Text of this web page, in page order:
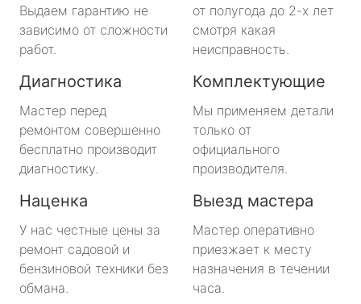
Выдаем гарантию не
зависимо от сложности
работ.
от полугода до 2-х лет
смотря какая
неисправность.
Диагностика
Мастер перед
ремонтом совершенно
бесплатно производит
диагностику.
Комплектующие
Мы применяем детали
только от
официального
производителя.
Наценка
У нас честные цены за
ремонт садовой и
бензиновой техники без
обмана.
Выезд мастера
Мастер оперативно
приезжает к месту
назначения в течении
часа.